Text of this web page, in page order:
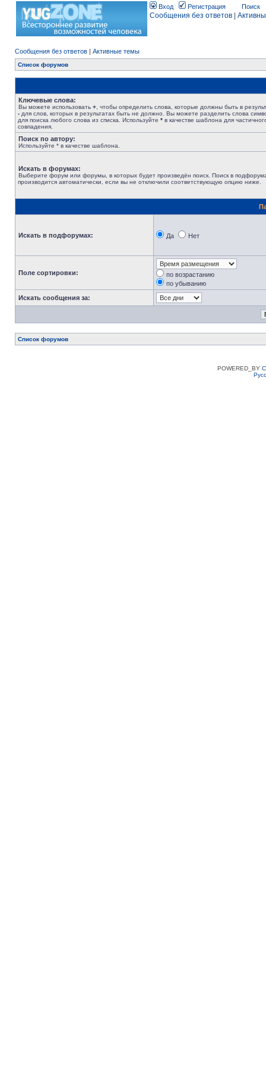
Вход Регистрация Поиск
Сообщения без ответов
Сообщения без ответов | Активные темы
Список форумов
Ключевые слова:
Вы можете использовать + , чтобы определить слова, которые должны быть в
- для слов, которых в результатах быть не должно. Вы можете разделить слова
для поиска любого слова из списка. Используйте * в качестве шаблона для
совпадения.
Поиск по автору:
Используйте * в качестве шаблона.
Искать в форумах:
Выберите форум или форумы, в которых будет произведён поиск. Поиск в
производится автоматически, если вы не отключили соответствующую опцию ниже.
Искать в подфорумах: Да Нет
Поле сортировки:
по возрастанию
по убыванию
Искать сообщения за:
Список форумов
POWERED_BY